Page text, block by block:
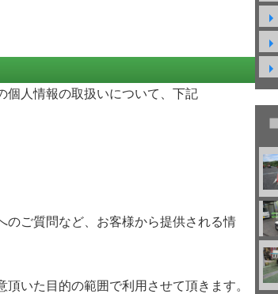
個人情報の取扱いについて、下記
のご質問など、お客様から提供される情
いた目的の範囲で利用させて頂きます。